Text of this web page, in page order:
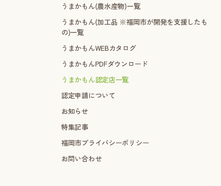
うまかもん(農水産物)一覧
うまかもん(加工品 ※福岡市が開発を支援したも
の)一覧
うまかもんWEBカタログ
うまかもんPDFダウンロード
うまかもん認定店一覧
認定申請について
お知らせ
特集記事
福岡市プライバシーポリシー
お問い合わせ